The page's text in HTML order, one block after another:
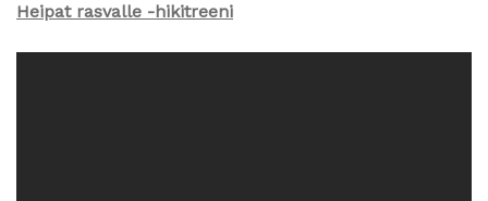
Heipat rasvalle -hikitreeni